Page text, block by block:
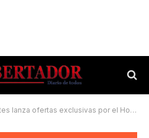
por el Hot Sale: hasta 24 cuotas sin interés y sorteos especiales